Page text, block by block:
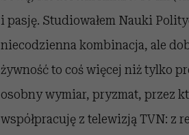
i pasję. Studiowałem Nauki
niecodzienna kombinacja, ale
żywność to coś więcej niż tylko
osobny wymiar, pryzmat, przez
współpracuję z telewizją TVN: z